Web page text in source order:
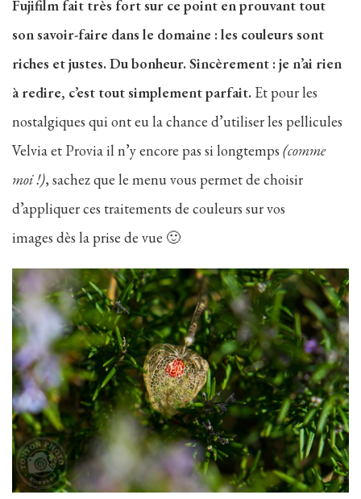
Fujifilm fait très fort sur ce point en prouvant tout
son savoir-faire dans le domaine : les couleurs sont
riches et justes. Du bonheur. Sincèrement : je n’ai rien
à redire, c’est tout simplement parfait. Et pour les
nostalgiques qui ont eu la chance d’utiliser les pellicules
Velvia et Provia il n’y encore pas si longtemps (comme
moi !), sachez que le menu vous permet de choisir
d’appliquer ces traitements de couleurs sur vos
images dès la prise de vue 🙂